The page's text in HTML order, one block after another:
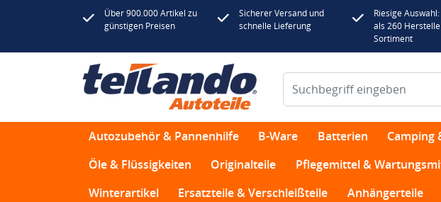
Über 900.000 Artikel zu
günstigen Preisen
Sicherer Versand und
schnelle Lieferung
Riesige
als 260
Sortiment
Autozubehör & Pannenhilfe B-Ware Batterien Camping
Öle & Flüssigkeiten
Originalteile Pflegemittel &
Winterartikel
Ersatzteile & Verschleißteile Anhängerteile